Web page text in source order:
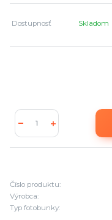
Dostupnosť Skladom
Číslo produktu:
Výrobca:
Typ fotobunky: